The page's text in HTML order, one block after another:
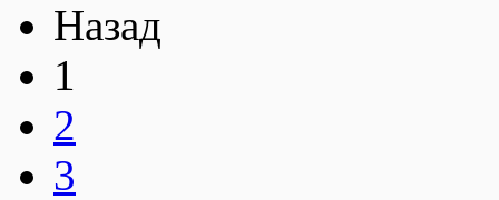
Назад
1
2
3